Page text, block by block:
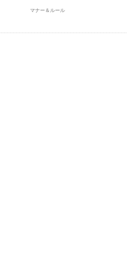
マナー＆ルール